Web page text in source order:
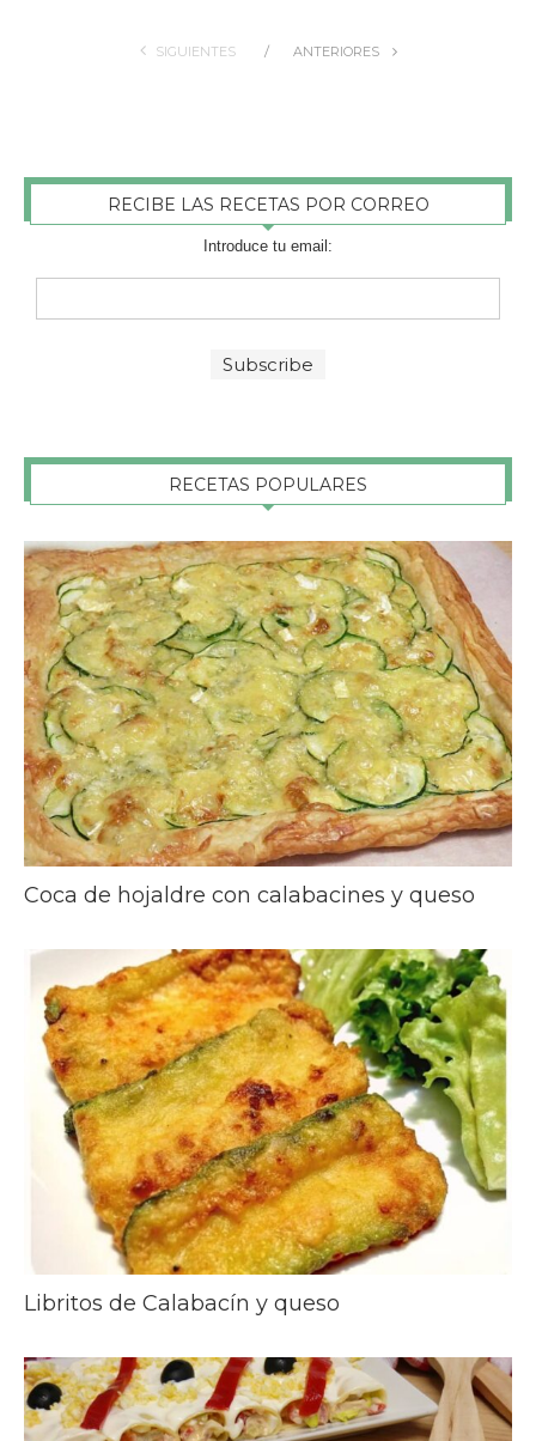
SIGUIENTES ANTERIORES
RECIBE LAS RECETAS POR CORREO
Introduce tu email:
RECETAS POPULARES
Coca de hojaldre con calabacines y queso
Libritos de Calabacín y queso